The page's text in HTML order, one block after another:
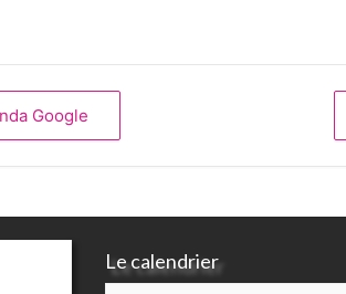
Google
Le calendrier